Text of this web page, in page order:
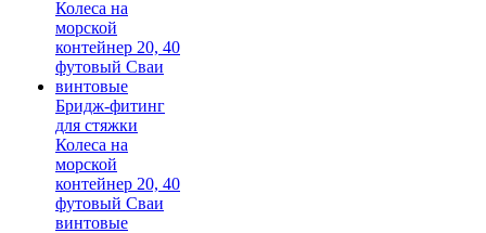
Бридж-фитинг
для стяжки
Колеса на
морской
контейнер 20, 40
футовый Сваи
винтовые